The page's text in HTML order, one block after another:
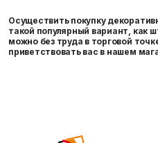
Осуществить покупку
такой популярный вариант, как
можно без труда в торговой
приветствовать вас в нашем